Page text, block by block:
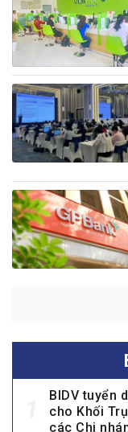
BIDV tuyển
cho Khối
các Chi